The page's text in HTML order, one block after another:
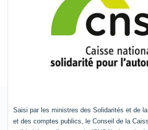
Saisi par les ministres des Solidarités et de
et des comptes publics, le Conseil de la